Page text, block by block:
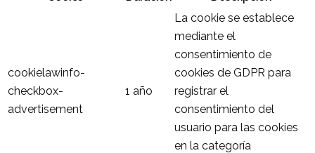
cookielawinfo-
checkbox-
advertisement
1 año
La cookie se establece
mediante el
consentimiento de
cookies de GDPR para
registrar el
consentimiento del
usuario para las cookies
en la categoría